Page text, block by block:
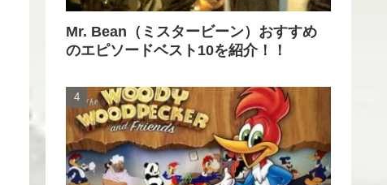
Mr. Bean（ミスタービーン）おすすめ
のエピソードベスト10を紹介！！